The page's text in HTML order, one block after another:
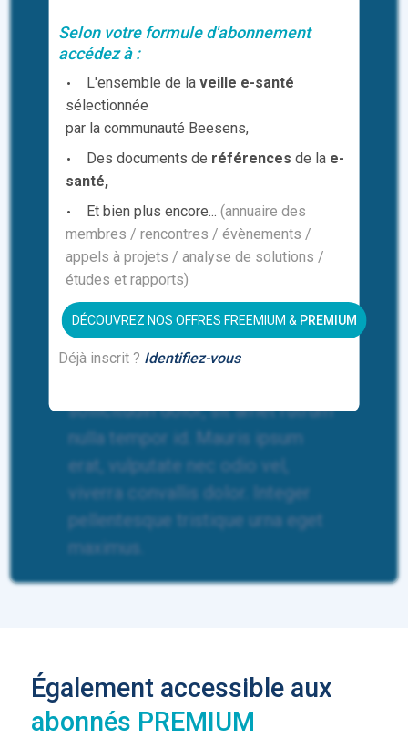
pulvinar bibendum urna at
convallis. Vivamus viverra
egestas scelerisque. Integer
venenatis erat et ligula eleifend,
eget vulputate metus fringilla.
Suspendisse sem urna, luctus
vitae convallis in, molestie vitae
metus.
Nulla eu nunc quis felis pretium
facilisis sit amet non augue.
Morbi sed magna ut odio varius
convallis. Maecenas at ornare
neque, ac semper mauris. Cras ac
sollicitudin dolor, sit amet rutrum
nulla tempor id. Mauris ipsum
erat, vulputate nec odio vel,
viverra convallis dolor. Integer
pellentesque tristique urna eget
maximus.
Selon votre formule d'abonnement
accédez à :
L'ensemble de la veille e-santé
sélectionnée
par la communauté Beesens,
Des documents de références de la e-
santé,
Et bien plus encore... (annuaire des
membres / rencontres / évènements /
appels à projets / analyse de solutions /
études et rapports)
DÉCOUVREZ NOS OFFRES FREEMIUM & PREMIUM
Déjà inscrit ? Identifiez-vous
Également accessible aux
abonnés PREMIUM